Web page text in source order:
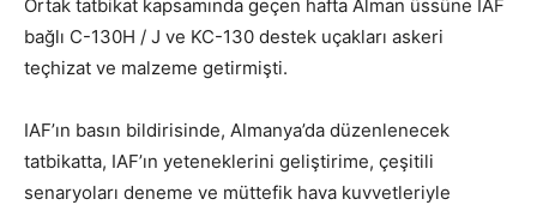
Ortak tatbikat kapsamında geçen hafta Alman üssüne IAF
bağlı C-130H / J ve KC-130 destek uçakları askeri
teçhizat ve malzeme getirmişti.
IAF’ın basın bildirisinde, Almanya’da düzenlenecek
tatbikatta, IAF’ın yeteneklerini geliştirime, çeşitili
senaryoları deneme ve müttefik hava kuvvetleriyle